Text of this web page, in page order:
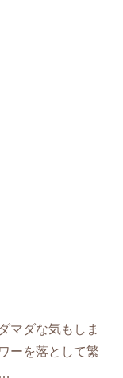
マダな気もしま
を落として繁